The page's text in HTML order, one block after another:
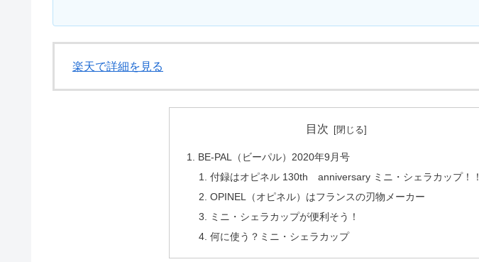
楽天で詳細を見る
目次
BE-PAL（ビーパル）2020年9月号
付録はオピネル 130th anniversary ミニ・シェラカップ！！
OPINEL（オピネル）はフランスの刃物メーカー
ミニ・シェラカップが便利そう！
何に使う？ミニ・シェラカップ